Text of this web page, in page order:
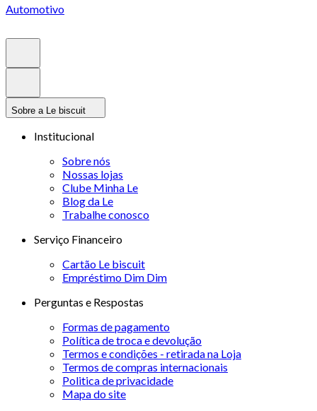
Automotivo
Sobre a Le biscuit
Institucional
Sobre nós
Nossas lojas
Clube Minha Le
Blog da Le
Trabalhe conosco
Serviço Financeiro
Cartão Le biscuit
Empréstimo Dim Dim
Perguntas e Respostas
Formas de pagamento
Política de troca e devolução
Termos e condições - retirada na Loja
Termos de compras internacionais
Politica de privacidade
Mapa do site